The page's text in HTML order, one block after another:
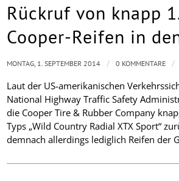
Rückruf von knapp
Cooper-Reifen in
Laut der US-amerikanischen
National Highway Traffic Safety
die Cooper Tire & Rubber Company
Typs „Wild Country Radial XTX Sport“
demnach allerdings lediglich Reifen der
MONTAG, 1. SEPTEMBER 2014 / 0 KOMMENTARE /